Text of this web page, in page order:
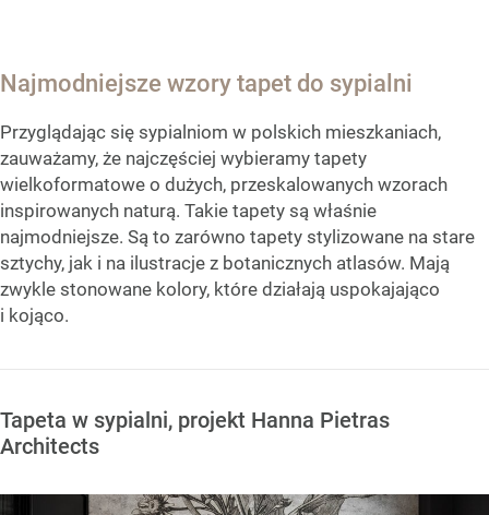
Najmodniejsze wzory tapet do sypialni
Przyglądając się sypialniom w polskich mieszkaniach,
zauważamy, że najczęściej wybieramy tapety
wielkoformatowe o dużych, przeskalowanych wzorach
inspirowanych naturą. Takie tapety są właśnie
najmodniejsze. Są to zarówno tapety stylizowane na stare
sztychy, jak i na ilustracje z botanicznych atlasów. Mają
zwykle stonowane kolory, które działają uspokajająco
i kojąco.
Tapeta w sypialni, projekt Hanna Pietras
Architects